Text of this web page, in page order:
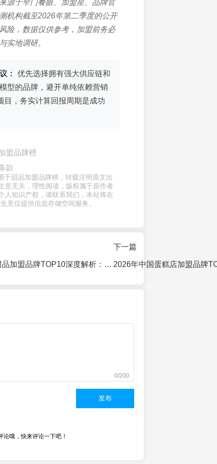
源于窄门餐眼、加盟星、品牌官
机构截至2026年第二季度的公开
险，数据仅供参考，加盟前务必
实地调研。
：
优先选择拥有强大供应链和
型的品牌，避开单纯依赖营销
目，务实计算回报周期是成功
盟品牌榜
款
于甜品加盟品牌榜，转载注明原文出
意无关，理性阅读，版权属于原作者
人知识产权，请联系我们，本站将在
意仅提供信息存储空间服务。
2026中国糖水/甜品加盟品牌TOP10深度解析：谁在引领“甜蜜”创业潮？
下一篇
0/200
发布
论哦，快来评论一下吧！